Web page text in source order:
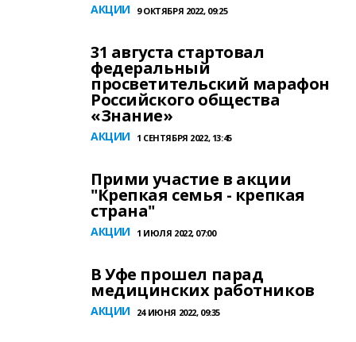
АКЦИИ 9 ОКТЯБРЯ 2022, 09:25
31 августа стартовал
федеральный
просветительский марафон
Российского общества
«Знание»
АКЦИИ 1 СЕНТЯБРЯ 2022, 13:45
Прими участие в акции
"Крепкая семья - крепкая
страна"
АКЦИИ 1 ИЮЛЯ 2022, 07:00
В Уфе прошел парад
медицинских работников
АКЦИИ 24 ИЮНЯ 2022, 09:35